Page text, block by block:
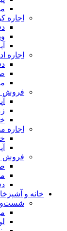
اجاره
اجاره
فروش
اجاره
فروش
خانه و